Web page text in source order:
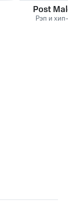
Post
Рэп и